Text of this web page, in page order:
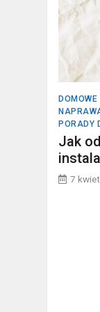
PORADY
Jak
7